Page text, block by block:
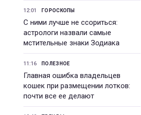
12:01 ГОРОСКОПЫ
С ними лучше не ссориться:
астрологи назвали самые
мстительные знаки Зодиака
11:16 ПОЛЕЗНОЕ
Главная ошибка владельцев
кошек при размещении лотков:
почти все ее делают